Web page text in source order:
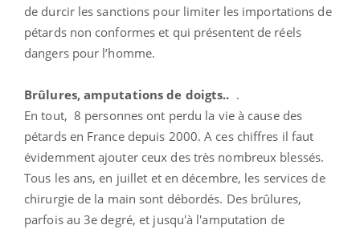
de durcir les sanctions pour limiter les importations de
pétards non conformes et qui présentent de réels
dangers pour l’homme.
Brûlures, amputations de doigts.. .
En tout, 8 personnes ont perdu la vie à cause des
pétards en France depuis 2000. A ces chiffres il faut
évidemment ajouter ceux des très nombreux blessés.
Tous les ans, en juillet et en décembre, les services de
chirurgie de la main sont débordés. Des brûlures,
parfois au 3e degré, et jusqu'à l'amputation de